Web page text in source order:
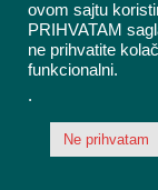
ovom sajtu
PRIHVATAM
ne prihvatite
funkcionalni.
.
Ne prihvatam